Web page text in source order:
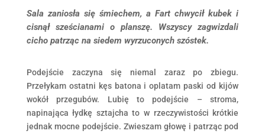
Sala zaniosła się śmiechem, a Fart chwycił kubek i
cisnął sześcianami o planszę. Wszyscy zagwizdali
cicho patrząc na siedem wyrzuconych szóstek.
Podejście zaczyna się niemal zaraz po zbiegu.
Przełykam ostatni kęs batona i oplatam paski od kijów
wokół przegubów. Lubię to podejście – stroma,
napinająca łydkę sztajcha to w rzeczywistości krótkie
jednak mocne podejście. Zwieszam głowę i patrząc pod